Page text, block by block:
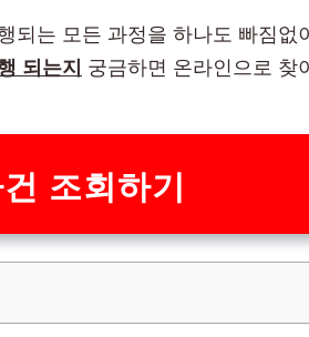
되는 모든 과정을 하나도 빠짐없
되는지 궁금하면 온라인으로 찾
조회하기